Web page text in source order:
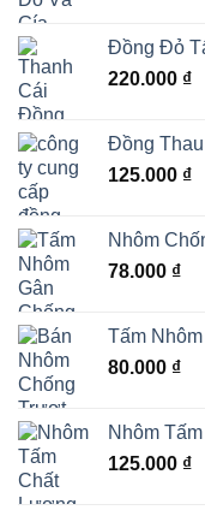
Đồng Đỏ
220.000 ₫
Đồng
125.000 ₫
Nhôm
78.000 ₫
Tấm
80.000 ₫
Nhôm
125.000 ₫